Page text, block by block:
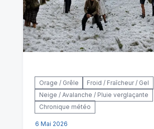
Orage / Grêle
Froid / Fraîcheur / Gel
Neige / Avalanche / Pluie verglaçante
Chronique météo
6 Mai 2026